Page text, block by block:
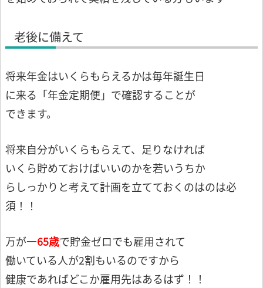
老後に備えて
将来年金はいくらもらえるかは毎年誕生日
に来る「年金定期便」で確認することが
できます。
将来自分がいくらもらえて、足りなければ
いくら貯めておけばいいのかを若いうちか
らしっかりと考えて計画を立てておくのはのは必
須！！
万が一65歳で貯金ゼロでも雇用されて
働いている人が2割もいるのですから
健康であればどこか雇用先はあるはず！！